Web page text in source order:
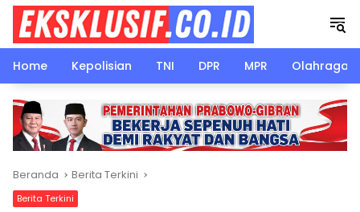
Langsung
konten
Home
Kepolisian TNI DPR MPR Olahraga
Beranda Berita Terkini
Berita Terkini